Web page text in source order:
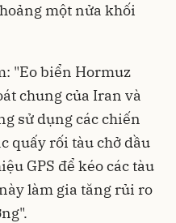
một nửa khối
"Eo biển Hormuz
chung của Iran và
sử dụng các chiến
quấy rối tàu chở dầu
GPS để kéo các tàu
làm gia tăng rủi ro